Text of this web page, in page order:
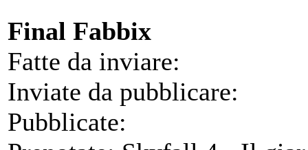
Final Fabbix
Fatte da inviare:
Inviate da pubblicare:
Pubblicate: